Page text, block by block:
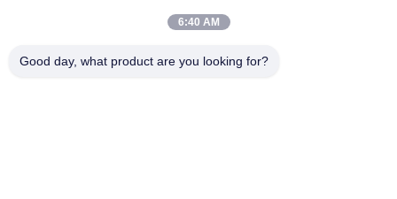
LABORATORY
6:40 AM
Good day, what product are you looking for?